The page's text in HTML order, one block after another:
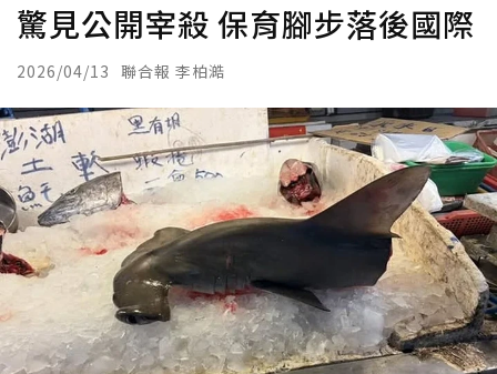
驚見公開宰殺 保育腳步落後國際
2026/04/13 聯合報 李柏澔